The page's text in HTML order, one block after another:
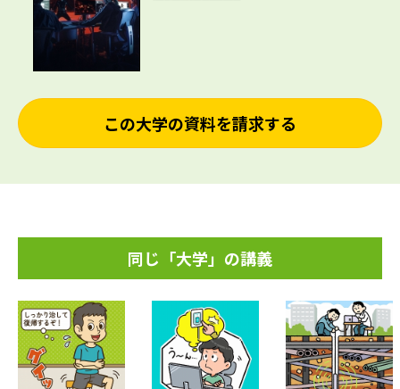
この大学の資料を請求する
同じ「大学」の講義